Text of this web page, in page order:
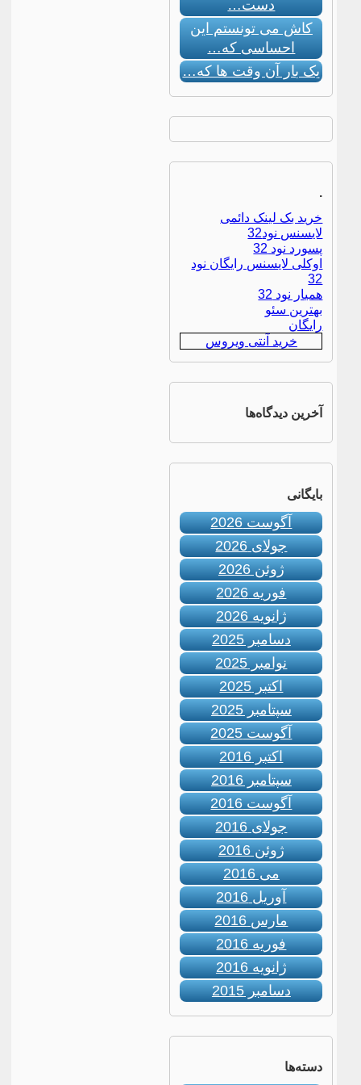
دست…
کاش می تونستم این
احساسی که…
یک بار آن وقت ها که…
.
خرید بک لینک دائمی
لایسنس نود32
پسورد نود 32
اوکلی لایسنس رایگان نود
32
همیار نود 32
بهترین سئو
رایگان
خرید آنتی ویروس
آخرین دیدگاه‌ها
بایگانی
آگوست 2026
جولای 2026
ژوئن 2026
فوریه 2026
ژانویه 2026
دسامبر 2025
نوامبر 2025
اکتبر 2025
سپتامبر 2025
آگوست 2025
اکتبر 2016
سپتامبر 2016
آگوست 2016
جولای 2016
ژوئن 2016
می 2016
آوریل 2016
مارس 2016
فوریه 2016
ژانویه 2016
دسامبر 2015
دسته‌ها